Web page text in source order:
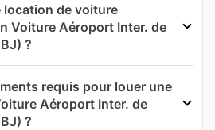
location de voiture
Voiture Aéroport Inter. de
?
requis pour louer une
Aéroport Inter. de
?